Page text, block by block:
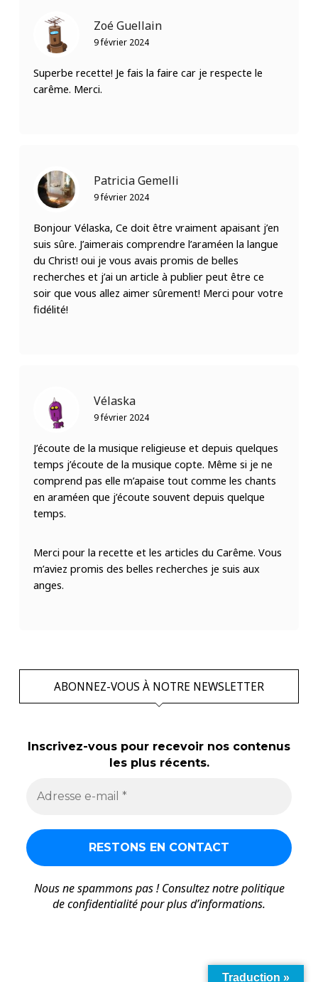
Zoé Guellain
9 février 2024
Superbe recette! Je fais la faire car je respecte le
carême. Merci.
Patricia Gemelli
9 février 2024
Bonjour Vélaska, Ce doit être vraiment apaisant j’en
suis sûre. J’aimerais comprendre l’araméen la langue
du Christ! oui je vous avais promis de belles
recherches et j’ai un article à publier peut être ce
soir que vous allez aimer sûrement! Merci pour votre
fidélité!
Vélaska
9 février 2024
J’écoute de la musique religieuse et depuis quelques
temps j’écoute de la musique copte. Même si je ne
comprend pas elle m’apaise tout comme les chants
en araméen que j’écoute souvent depuis quelque
temps.
Merci pour la recette et les articles du Carême. Vous
m’aviez promis des belles recherches je suis aux
anges.
ABONNEZ-VOUS À NOTRE NEWSLETTER
Inscrivez-vous pour recevoir nos contenus
les plus récents.
Nous ne spammons pas ! Consultez notrepolitique
de confidentialitépour plus d’informations.
Traduction »